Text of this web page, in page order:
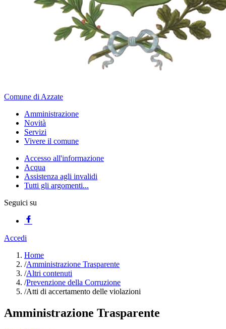
Comune di Azzate
Amministrazione
Novità
Servizi
Vivere il comune
Accesso all'informazione
Acqua
Assistenza agli invalidi
Tutti gli argomenti...
Seguici su
Accedi
Home
/Amministrazione Trasparente
/Altri contenuti
/Prevenzione della Corruzione
/Atti di accertamento delle violazioni
Amministrazione Trasparente